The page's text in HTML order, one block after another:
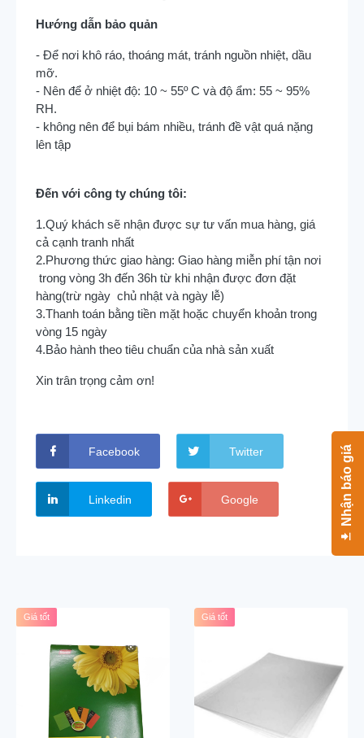
Hướng dẫn bảo quản
- Để nơi khô ráo, thoáng mát, tránh nguồn nhiệt, dầu
mỡ.
- Nên để ở nhiệt độ: 10 ~ 55º C và độ ẩm: 55 ~ 95%
RH.
- không nên để bụi bám nhiều, tránh đề vật quá nặng
lên tập
Đến với công ty chúng tôi:
1.Quý khách sẽ nhận được sự tư vấn mua hàng, giá
cả cạnh tranh nhất
2.Phương thức giao hàng: Giao hàng miễn phí tận nơi
trong vòng 3h đến 36h từ khi nhận được đơn đặt
hàng(trừ ngày chủ nhật và ngày lễ)
3.Thanh toán bằng tiền mặt hoặc chuyển khoản trong
vòng 15 ngày
4.Bảo hành theo tiêu chuẩn của nhà sản xuất
Xin trân trọng cảm ơn!
Facebook Twitter
Linkedin Google
Giá tốt Giá tốt
Nhận báo giá